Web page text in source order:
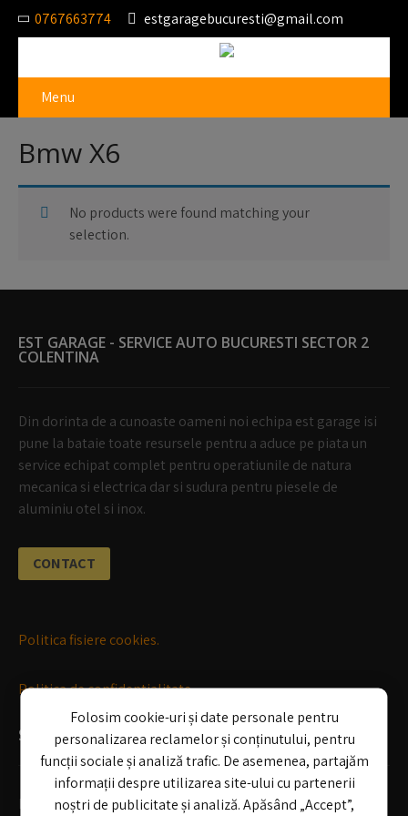
0767663774 estgaragebucuresti@gmail.com
Menu
Bmw X6
No products were found matching your
selection.
EST GARAGE - SERVICE AUTO BUCURESTI SECTOR 2
COLENTINA
Din dorinta de a cunoaste oameni noi echipa est garage isi
pune la bataie toate resursele pentru a aduce pe piata un
service echipat complet pentru operatiunile de natura
mecanica si electrica dar si sudura pentru piesele de
aluminiu otel si inox.
CONTACT
Politica fisiere cookies.
Politica de confidentialitate
SERVICII
Mecanica auto
Folosim cookie-uri și date personale pentru
personalizarea reclamelor și conținutului, pentru
funcții sociale și analiză trafic. De asemenea, partajăm
informații despre utilizarea site-ului cu partenerii
noștri de publicitate și analiză. Apăsând „Accept”,